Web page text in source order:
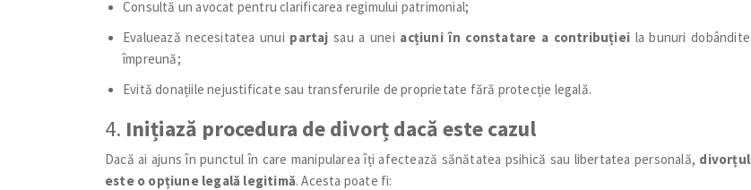
Consultă un avocat pentru clarificarea regimului patrimonial;
Evaluează necesitatea unui partaj sau a unei acțiuni în constatare a contribuției la bunuri dobândite
împreună;
Evită donațiile nejustificate sau transferurile de proprietate fără protecție legală.
4. Inițiază procedura de divorț dacă este cazul
Dacă ai ajuns în punctul în care manipularea îți afectează sănătatea psihică sau libertatea personală, divorțul
este o opțiune legală legitimă. Acesta poate fi: